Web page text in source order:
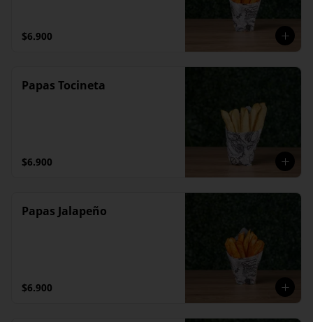
$6.900
Papas Tocineta
$6.900
Papas Jalapeño
$6.900